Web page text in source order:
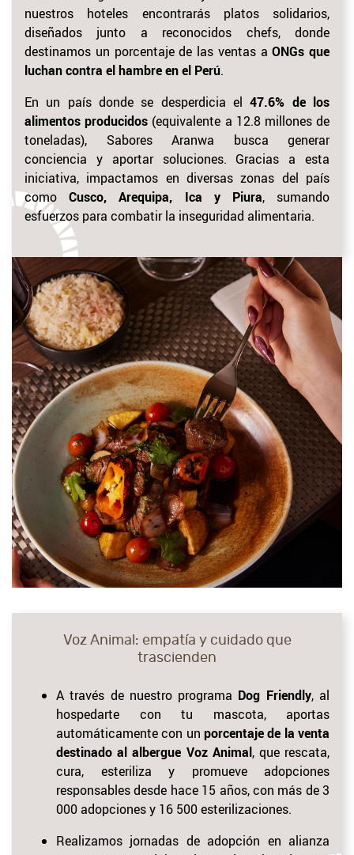
nuestros hoteles encontrarás platos solidarios,
diseñados junto a reconocidos chefs, donde
destinamos un porcentaje de las ventas aONGs que
luchan contra el hambre en el Perú.
En un país donde se desperdicia el47.6% de los
alimentos producidos (equivalente a 12.8 millones de
toneladas), Sabores Aranwa busca generar
conciencia y aportar soluciones. Gracias a esta
iniciativa, impactamos en diversas zonas del país
comoCusco, Arequipa, Ica y Piura, sumando
esfuerzos para combatir la inseguridad alimentaria.
Voz Animal: empatía y cuidado que
trascienden
A través de nuestro programa Dog Friendly, al
hospedarte con tu mascota, aportas
automáticamente con un porcentaje de la venta
destinado al albergue Voz Animal, que rescata,
cura, esteriliza y promueve adopciones
responsables desde hace 15 años, con más de 3
000 adopciones y 16 500 esterilizaciones.
Realizamos jornadas de adopción en alianza